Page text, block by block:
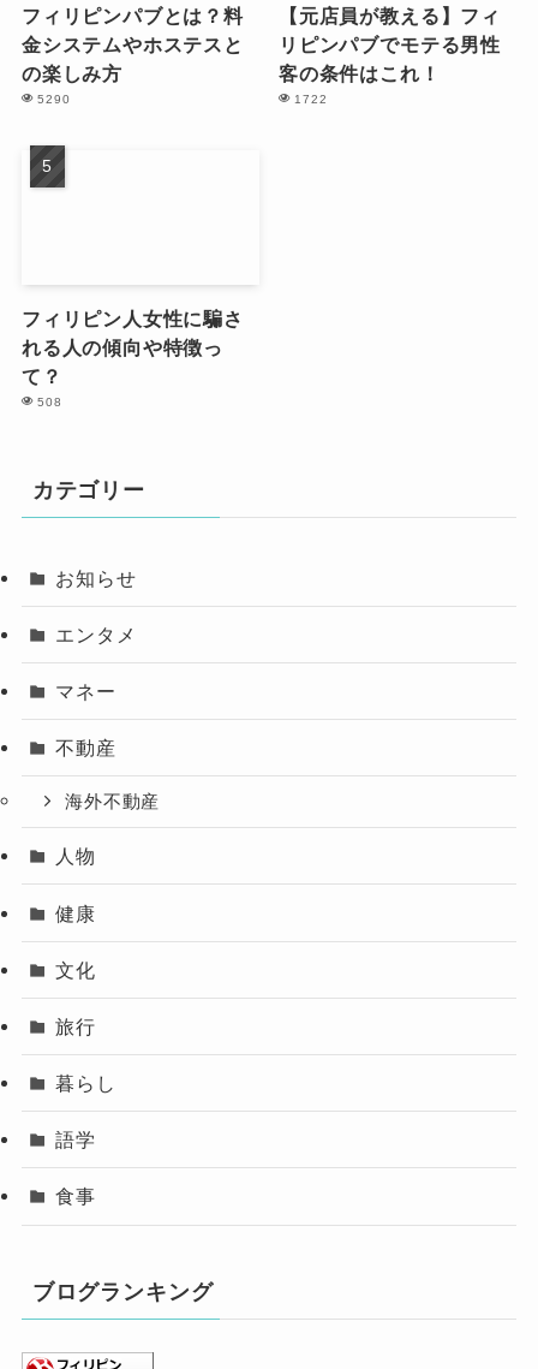
フィリピンパブとは？料
金システムやホステスと
の楽しみ方
5290
【元店員が教える】フィ
リピンパブでモテる男性
客の条件はこれ！
1722
フィリピン人女性に騙さ
れる人の傾向や特徴っ
て？
508
カテゴリー
お知らせ
エンタメ
マネー
不動産
海外不動産
人物
健康
文化
旅行
暮らし
語学
食事
ブログランキング